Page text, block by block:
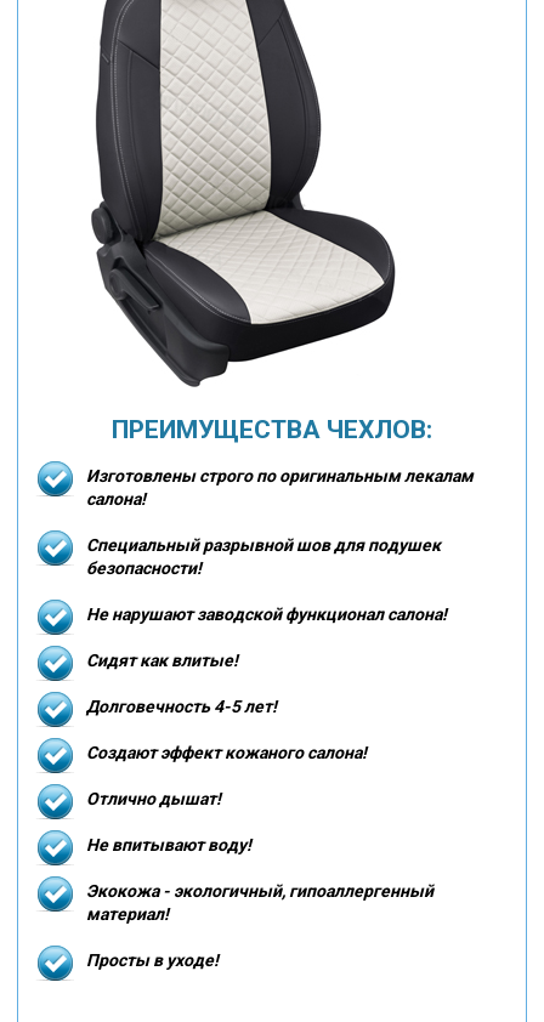
ПРЕИМУЩЕСТВА ЧЕХЛОВ:
Изготовлены строго по оригинальным лекалам
салона!
Специальный разрывной шов для подушек
безопасности!
Не нарушают заводской функционал салона!
Сидят как влитые!
Долговечность 4-5 лет!
Создают эффект кожаного салона!
Отлично дышат!
Не впитывают воду!
Экокожа - экологичный, гипоаллергенный
материал!
Просты в уходе!